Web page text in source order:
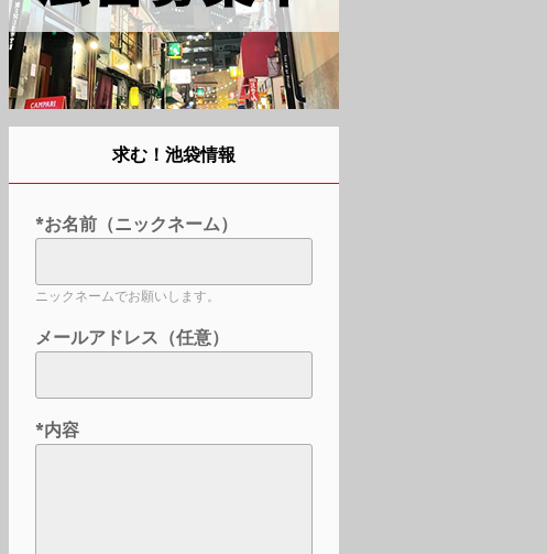
求む！池袋情報
*お名前（ニックネーム）
ニックネームでお願いします。
メールアドレス（任意）
*内容